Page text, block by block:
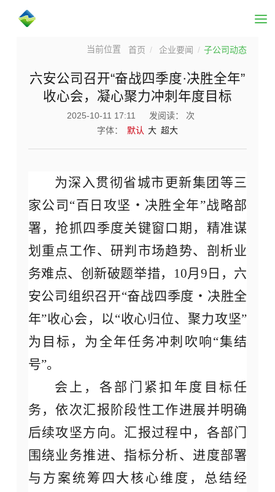
首页 企业要闻 子公司动态
六安公司召开“奋战四季度·决胜全年”
收心会，凝心聚力冲刺年度目标
2025-10-11 17:11 发阅读：
次
字体：
默认 大 超大
为深入贯彻省城市更新集团等三
家公司 “百日攻坚・决胜全年”战略部
署，抢抓四季度关键窗口期，精准谋
划重点工作、研判市场趋势、剖析业
务难点、创新破题举措，10月9日，六
安公司组织召开“奋战四季度・决胜全
年”收心会，以“收心归位、聚力攻坚”
为目标，为全年任务冲刺吹响“集结
号”。
会上，各部门紧扣年度目标任
务，依次汇报阶段性工作进展并明确
后续攻坚方向。汇报过程中，各部门
围绕业务推进、指标分析、进度部署
与方案统筹四大核心维度，总结经